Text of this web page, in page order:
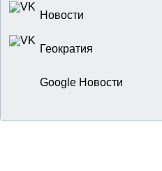
Новости
Геократия
Google Новости